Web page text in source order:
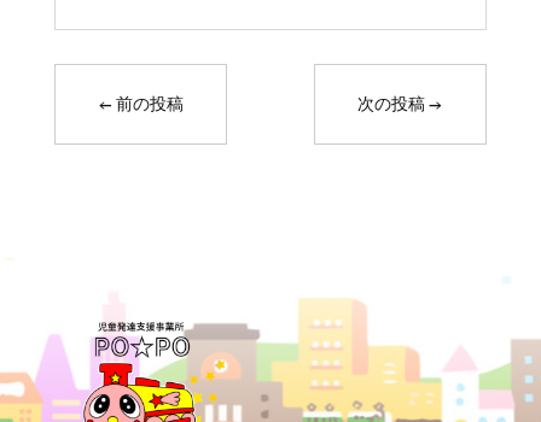
←前の投稿 次の投稿→